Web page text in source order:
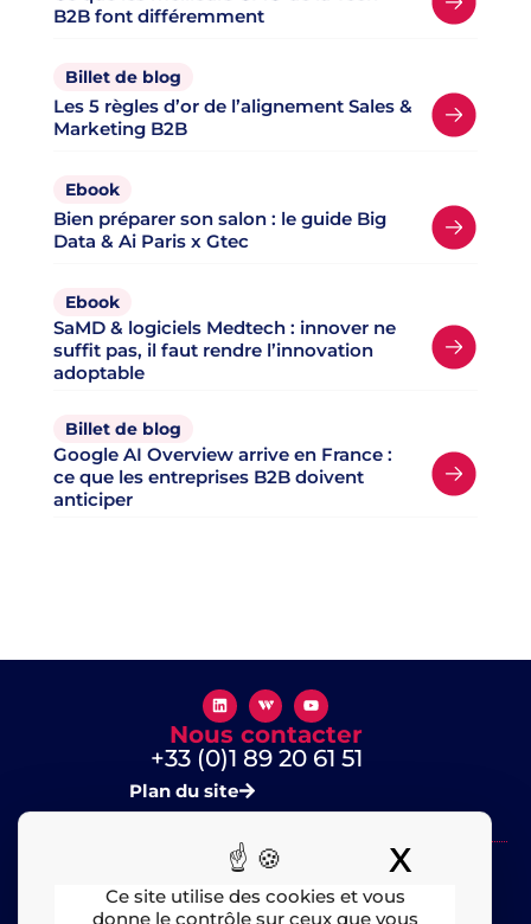
Ce site utilise des cookies et vous
donne le contrôle sur ceux que vous
X
B2B font différemment
Billet de blog
Les 5 règles d’or de l’alignement Sales &
Marketing B2B
Ebook
Bien préparer son salon : le guide Big
Data & Ai Paris x Gtec
Ebook
SaMD & logiciels Medtech : innover ne
suffit pas, il faut rendre l’innovation
adoptable
Billet de blog
Google AI Overview arrive en France :
ce que les entreprises B2B doivent
anticiper
Nous contacter
+33 (0)1 89 20 61 51
Plan du site